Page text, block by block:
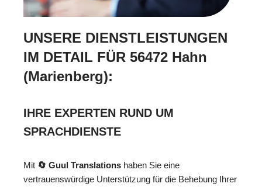
UNSERE DIENSTLEISTUNGEN
IM DETAIL FÜR 56472 Hahn
(Marienberg):
IHRE EXPERTEN RUND UM
SPRACHDIENSTE
Mit 🔄 Guul Translations haben Sie eine
vertrauenswürdige Unterstützung für die Behebung Ihrer